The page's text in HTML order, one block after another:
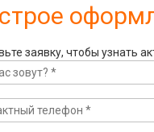
заявку, чтобы узнать